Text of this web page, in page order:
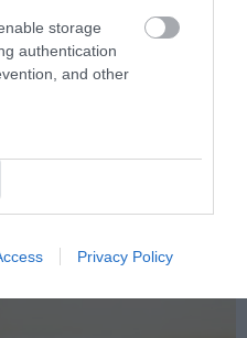
storage
authentication
and other
Privacy Policy
Το Νο1 φυσικό
με redensyl &